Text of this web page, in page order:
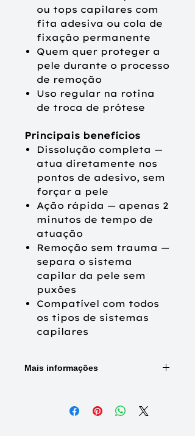
ou tops capilares com
fita adesiva ou cola de
fixação permanente
Quem quer proteger a
pele durante o processo
de remoção
Uso regular na rotina
de troca de prótese
Principais benefícios
Dissolução completa —
atua diretamente nos
pontos de adesivo, sem
forçar a pele
Ação rápida — apenas 2
minutos de tempo de
atuação
Remoção sem trauma —
separa o sistema
capilar da pele sem
puxões
Compatível com todos
os tipos de sistemas
capilares
Mais informações
Remover diretamente nos pontos